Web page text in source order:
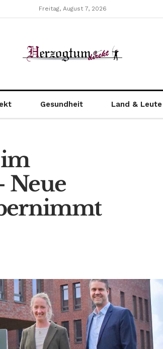
Freitag, August 7, 2026
Gesundheit Land & Leute
Neue